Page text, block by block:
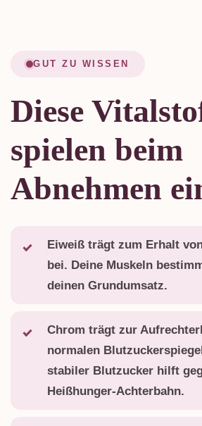
GUT ZU WISSEN
Diese
spielen beim
Abnehmen
Eiweiß trägt zum Erhalt
bei. Deine Muskeln
deinen Grundumsatz.
Chrom trägt zur
normalen
stabiler Blutzucker hilft
Heißhunger-Achterbahn.